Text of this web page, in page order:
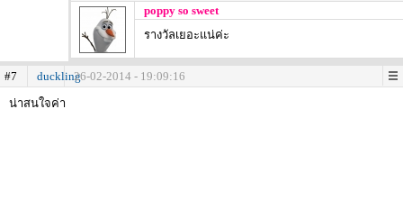
poppy so sweet
รางวัลเยอะแน่ค่ะ
#7 duckling26-02-2014 - 19:09:16
น่าสนใจค่า